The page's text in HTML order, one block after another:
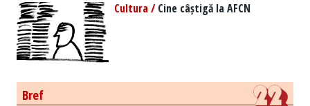
Cultura /Cine câștigă la AFCN
Bref